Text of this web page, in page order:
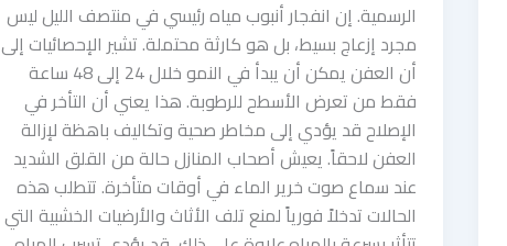
الرسمية. إن انفجار أنبوب مياه رئيسي في منتصف الليل ليس
مجرد إزعاج بسيط، بل هو كارثة محتملة. تشير الإحصائيات إلى
أن العفن يمكن أن يبدأ في النمو خلال 24 إلى 48 ساعة
فقط من تعرض الأسطح للرطوبة. هذا يعني أن التأخر في
الإصلاح قد يؤدي إلى مخاطر صحية وتكاليف باهظة لإزالة
العفن لاحقاً. يعيش أصحاب المنازل حالة من القلق الشديد
عند سماع صوت خرير الماء في أوقات متأخرة. تتطلب هذه
الحالات تدخلاً فورياً لمنع تلف الأثاث والأرضيات الخشبية التي